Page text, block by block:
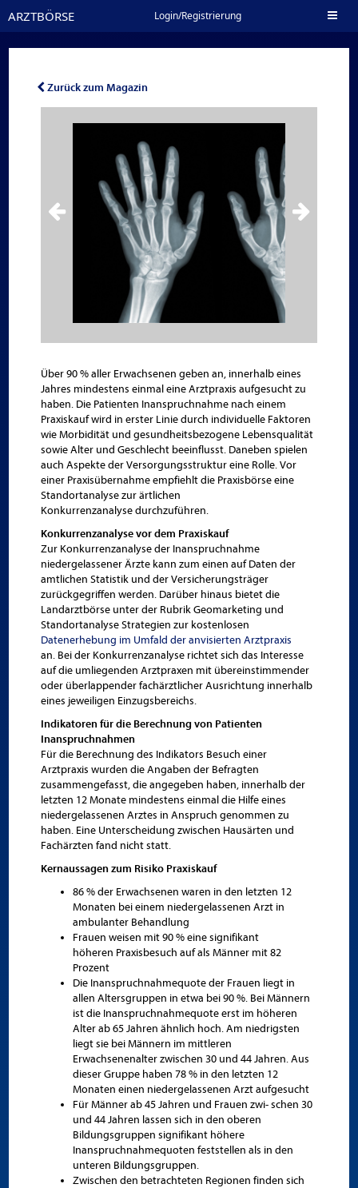
ARZTBÖRSE Login/Registrierung
Zurück zum Magazin
Über 90 % aller Erwachsenen geben an, innerhalb eines
Jahres mindestens einmal eine Arztpraxis aufgesucht zu
haben. Die Patienten Inanspruchnahme nach einem
Praxiskauf wird in erster Linie durch individuelle Faktoren
wie Morbidität und gesundheitsbezogene Lebensqualität
sowie Alter und Geschlecht beeinflusst. Daneben spielen
auch Aspekte der Versorgungsstruktur eine Rolle. Vor
einer Praxisübernahme empfiehlt die Praxisbörse eine
Standortanalyse zur ärtlichen
Konkurrenzanalyse durchzuführen.
Konkurrenzanalyse vor dem Praxiskauf
Zur Konkurrenzanalyse der Inanspruchnahme
niedergelassener Ärzte kann zum einen auf Daten der
amtlichen Statistik und der Versicherungsträger
zurückgegriffen werden. Darüber hinaus bietet die
Landarztbörse unter der Rubrik Geomarketing und
Standortanalyse Strategien zur kostenlosen
Datenerhebung im Umfald der anvisierten Arztpraxis
an. Bei der Konkurrenzanalyse richtet sich das Interesse
auf die umliegenden Arztpraxen mit übereinstimmender
oder überlappender fachärztlicher Ausrichtung innerhalb
eines jeweiligen Einzugsbereichs.
Indikatoren für die Berechnung von Patienten
Inanspruchnahmen
Für die Berechnung des Indikators Besuch einer
Arztpraxis wurden die Angaben der Befragten
zusammengefasst, die angegeben haben, innerhalb der
letzten 12 Monate mindestens einmal die Hilfe eines
niedergelassenen Arztes in Anspruch genommen zu
haben. Eine Unterscheidung zwischen Hausärten und
Fachärzten fand nicht statt.
Kernaussagen zum Risiko Praxiskauf
86 % der Erwachsenen waren in den letzten 12
Monaten bei einem niedergelassenen Arzt in
ambulanter Behandlung
Frauen weisen mit 90 % eine signifikant
höheren Praxisbesuch auf als Männer mit 82
Prozent
Die Inanspruchnahmequote der Frauen liegt in
allen Altersgruppen in etwa bei 90 %. Bei Männern
ist die Inanspruchnahmequote erst im höheren
Alter ab 65 Jahren ähnlich hoch. Am niedrigsten
liegt sie bei Männern im mittleren
Erwachsenenalter zwischen 30 und 44 Jahren. Aus
dieser Gruppe haben 78 % in den letzten 12
Monaten einen niedergelassenen Arzt aufgesucht
Für Männer ab 45 Jahren und Frauen zwi- schen 30
und 44 Jahren lassen sich in den oberen
Bildungsgruppen signifikant höhere
Inanspruchnahmequoten feststellen als in den
unteren Bildungsgruppen.
Zwischen den betrachteten Regionen finden sich